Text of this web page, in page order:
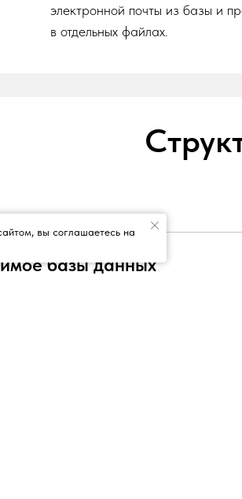
электронной почты из базы и
в отдельных файлах.
базы данных
вы соглашаетесь на